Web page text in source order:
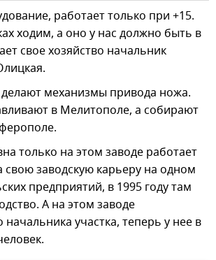
работает только при +15.
ходим, а оно у нас должно быть в
свое хозяйство начальник
делают механизмы привода ножа.
в Мелитополе, а собирают
только на этом заводе работает
свою заводскую карьеру на одном
предприятий, в 1995 году там
А на этом заводе
участка, теперь у нее в